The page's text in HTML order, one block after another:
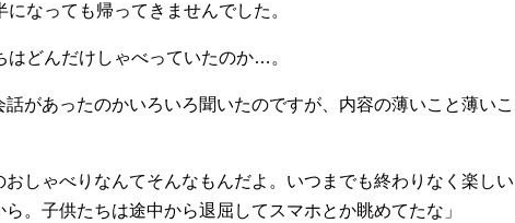
なっても帰ってきませんでした。
はどんだけしゃべっていたのか…。
があったのかいろいろ聞いたのですが、内容の薄いこと薄いこ
しゃべりなんてそんなもんだよ。いつまでも終わりなく楽しい
。子供たちは途中から退屈してスマホとか眺めてたな」